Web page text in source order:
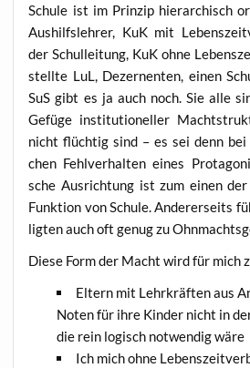
Schu­le ist im Prin­zip hier­ar­chisch
Aus­hilfs­leh­rer, KuK mit
der Schul­lei­tung, KuK ohne
stell­te LuL, Dezer­nen­ten, einen
SuS gibt es ja auch noch. Sie alle
Gefü­ge insti­tu­tio­nel­ler
nicht flüch­tig sind – es sei denn
chen Fehl­ver­hal­ten eines
sche Aus­rich­tung ist zum einen
Funk­ti­on von Schu­le. Ande­rer­seits
lig­ten auch oft genug zu
Die­se Form der Macht wird für mich
Eltern mit Lehr­kräf­ten aus
Noten für ihre Kin­der nicht in
die rein logisch not­wen­dig wäre
Ich mich ohne